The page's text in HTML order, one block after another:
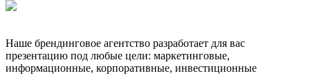
Наше брендинговое агентство разработает для вас
презентацию под любые цели: маркетинговые,
информационные, корпоративные, инвестиционные